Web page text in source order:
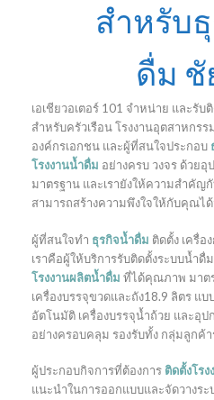
สำหรับ
ดื่ม
เอเชียวอเตอร์ 101 จำหน่าย และรับ
สำหรับครัวเรือน โรงงานอุตสาหกร
องค์กรเอกชน และผู้ที่สนใจประกอบ
โรงงานน้ำดื่ม อย่างครบ วงจร ด้วย
มาตรฐาน และเรายังให้ความสำคัญ
สามารถสร้างความพึงใจให้กับคุณไ
ผู้ที่สนใจทำ ธุรกิจน้ำดื่ม ติดตั้ง เครื่อ
เราคือผู้ให้บริการรับติดตั้งระบบน้ำดื่
โรงงานผลิตน้ำดื่ม ที่ได้คุณภาพ มาต
เครื่องบรรจุขวดและถัง18.9 ลิตร แ
อัตโนมัติ เครื่องบรรจุน้ำถ้วย และอุ
อย่างครอบคลุม รองรับทั้ง กลุ่มลูกค้
ผู้ประกอบกิจการที่ต้องการ ติดตั้งโร
แนะนำในการออกแบบและจัดวางร